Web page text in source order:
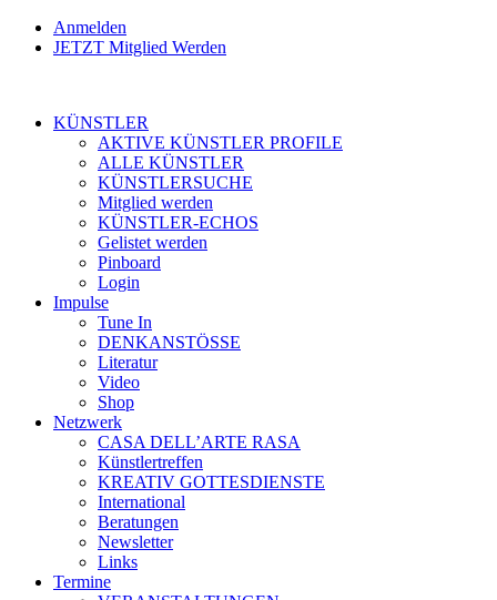
Anmelden
JETZT Mitglied Werden
KÜNSTLER
AKTIVE KÜNSTLER PROFILE
ALLE KÜNSTLER
KÜNSTLERSUCHE
Mitglied werden
KÜNSTLER-ECHOS
Gelistet werden
Pinboard
Login
Impulse
Tune In
DENKANSTÖSSE
Literatur
Video
Shop
Netzwerk
CASA DELL’ARTE RASA
Künstlertreffen
KREATIV GOTTESDIENSTE
International
Beratungen
Newsletter
Links
Termine